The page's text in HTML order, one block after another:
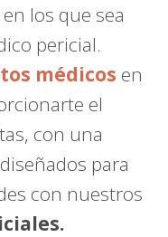
los que sea
pericial.
médicos en
el
con una
para
con nuestros